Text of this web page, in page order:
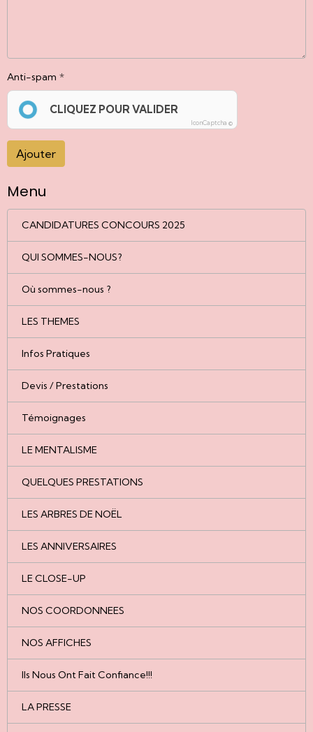
Anti-spam
CLIQUEZ POUR VALIDER
IconCaptcha ©
Ajouter
Menu
CANDIDATURES CONCOURS 2025
QUI SOMMES-NOUS?
Où sommes-nous ?
LES THEMES
Infos Pratiques
Devis / Prestations
Témoignages
LE MENTALISME
QUELQUES PRESTATIONS
LES ARBRES DE NOËL
LES ANNIVERSAIRES
LE CLOSE-UP
NOS COORDONNEES
NOS AFFICHES
Ils Nous Ont Fait Confiance!!!
LA PRESSE